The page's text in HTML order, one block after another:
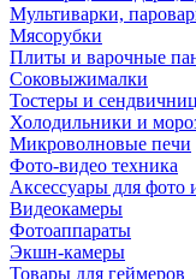
Мультиварки,
Мясорубки
Плиты и варочные
Соковыжималки
Тостеры и
Холодильники и
Микроволновые печи
Фото-видео техника
Аксессуары для фото
Видеокамеры
Фотоаппараты
Экшн-камеры
Товары для геймеров